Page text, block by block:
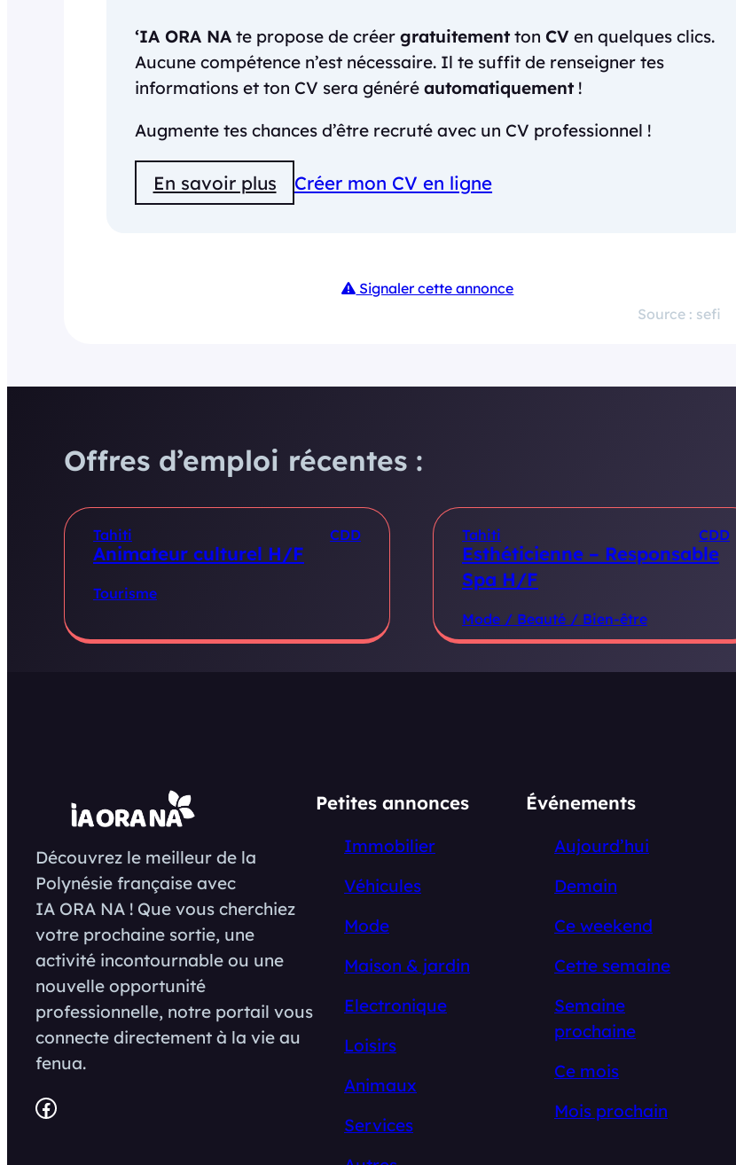
‘IA ORA NA te propose de créer gratuitement ton CV en quelques clics.
Aucune compétence n’est nécessaire. Il te suffit de renseigner tes
informations et ton CV sera généré automatiquement !
Augmente tes chances d’être recruté avec un CV professionnel !
En savoir plus Créer mon CV en ligne
Signaler cette annonce
Source : sefi
Offres d’emploi récentes :
Tahiti CDD
Animateur culturel H/F
Tourisme
Tahiti CDD
Esthéticienne – Responsable
Spa H/F
Mode / Beauté / Bien-être
Découvrez le meilleur de la
Polynésie française avec
IA ORA NA ! Que vous cherchiez
votre prochaine sortie, une
activité incontournable ou une
nouvelle opportunité
professionnelle, notre portail vous
connecte directement à la vie au
fenua.
Facebook
Petites annonces
Immobilier
Véhicules
Mode
Maison & jardin
Electronique
Loisirs
Animaux
Services
Événements
Aujourd’hui
Demain
Ce weekend
Cette semaine
Semaine
prochaine
Ce mois
Mois prochain